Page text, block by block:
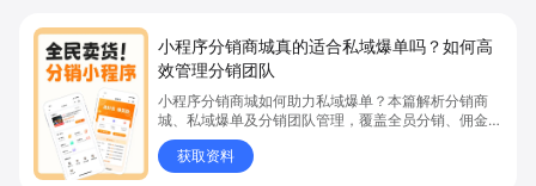
小程序分销商城真的适合私域爆单吗？如何高
效管理分销团队
小程序分销商城如何助力私域爆单？本篇解析分销商
城、私域爆单及分销团队管理，覆盖全员分销、佣金结
算、企微绑定等场景，帮助品牌和商家高效管理分销团
队，实现分销业绩持续增长。立即了解分销商城核心功
能，点击获取私域运营新思路。
获取资料